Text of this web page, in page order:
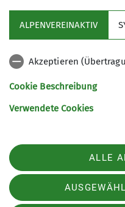
Fahrtechnik-
Programm.
Bei uns sind
willkommen,
Biobike;
Schwächste
Voraussetzung,
Unser
von Touren in
wobei wir
Trails mit
Sektion
Programm
90762 Fürth
Telefon +499117437033
ALPENVEREINAKTIV
Akzeptieren
Cookie Beschreibung
Verwendete Cookies
ALLE